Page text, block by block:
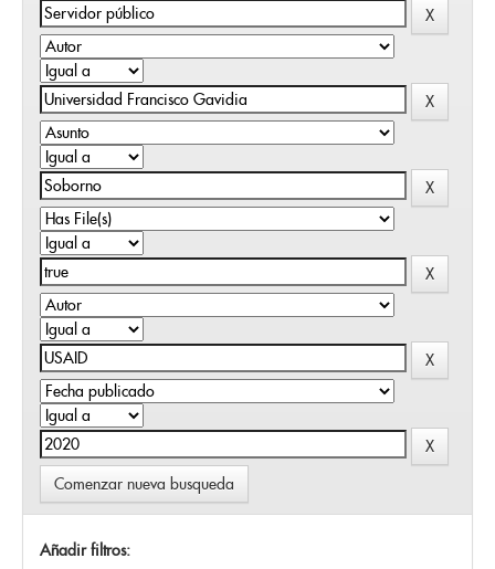
Comenzar nueva busqueda
Añadir filtros: